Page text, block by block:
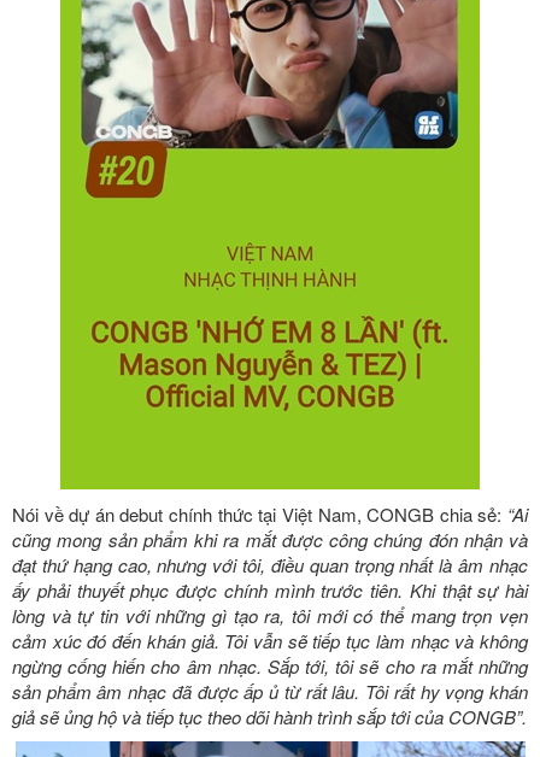
Nói về dự án debut chính thức tại Việt Nam, CONGB chia sẻ: “Ai
cũng mong sản phẩm khi ra mắt được công chúng đón nhận và
đạt thứ hạng cao, nhưng với tôi, điều quan trọng nhất là âm nhạc
ấy phải thuyết phục được chính mình trước tiên. Khi thật sự hài
lòng và tự tin với những gì tạo ra, tôi mới có thể mang trọn vẹn
cảm xúc đó đến khán giả. Tôi vẫn sẽ tiếp tục làm nhạc và không
ngừng cống hiến cho âm nhạc. Sắp tới, tôi sẽ cho ra mắt những
sản phẩm âm nhạc đã được ấp ủ từ rất lâu. Tôi rất hy vọng khán
giả sẽ ủng hộ và tiếp tục theo dõi hành trình sắp tới của CONGB”.